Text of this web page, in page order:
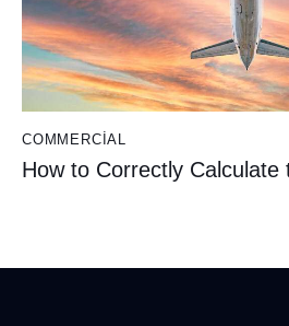
COMMERCIAL
How to Correctly Calculate